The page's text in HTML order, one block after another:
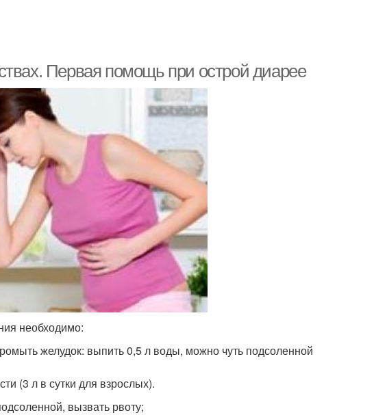
Первая помощь при острой диарее
необходимо:
желудок: выпить 0,5 л воды, можно чуть подсоленной
(3 л в сутки для взрослых).
вызвать рвоту;